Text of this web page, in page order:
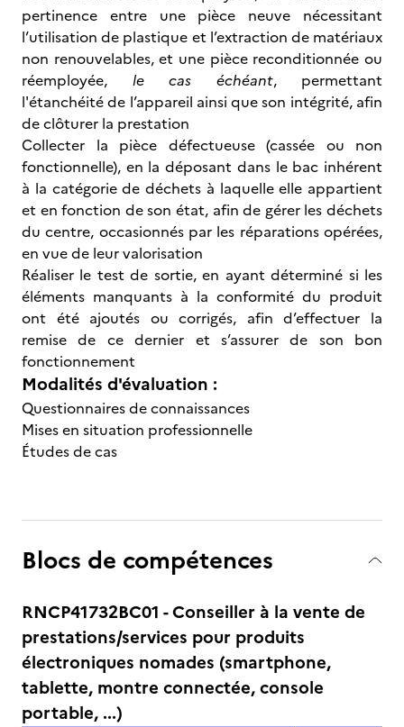
pertinence entre une pièce neuve nécessitant
l’utilisation de plastique et l’extraction de matériaux
non renouvelables, et une pièce reconditionnée ou
réemployée, le cas échéant, permettant
l'étanchéité de l’appareil ainsi que son intégrité, afin
de clôturer la prestation
Collecter la pièce défectueuse (cassée ou non
fonctionnelle), en la déposant dans le bac inhérent
à la catégorie de déchets à laquelle elle appartient
et en fonction de son état, afin de gérer les déchets
du centre, occasionnés par les réparations opérées,
en vue de leur valorisation
Réaliser le test de sortie, en ayant déterminé si les
éléments manquants à la conformité du produit
ont été ajoutés ou corrigés, afin d’effectuer la
remise de ce dernier et s’assurer de son bon
fonctionnement
Modalités d'évaluation :
Questionnaires de connaissances
Mises en situation professionnelle
Études de cas
Blocs de compétences
RNCP41732BC01 - Conseiller à la vente de
prestations/services pour produits
électroniques nomades (smartphone,
tablette, montre connectée, console
portable, ...)